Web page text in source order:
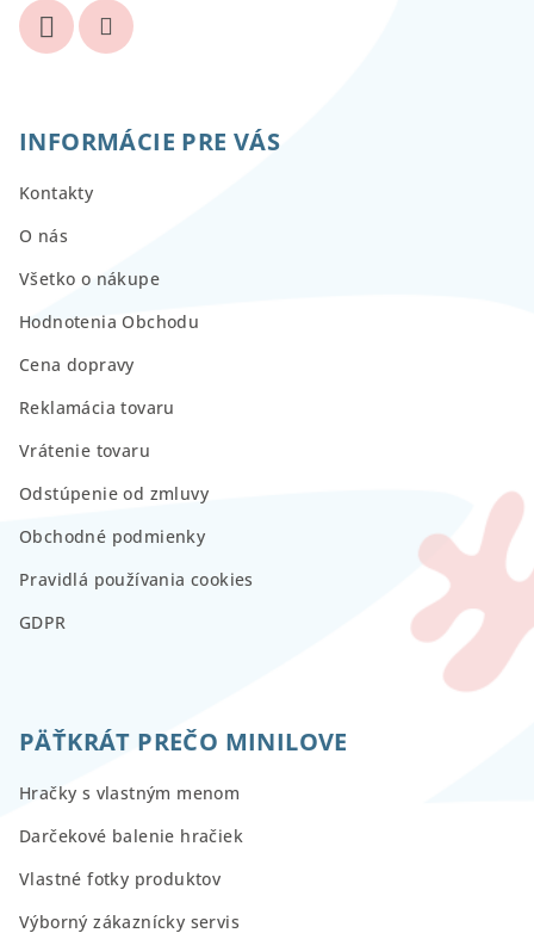
INFORMÁCIE PRE VÁS
Kontakty
O nás
Všetko o nákupe
Hodnotenia Obchodu
Cena dopravy
Reklamácia tovaru
Vrátenie tovaru
Odstúpenie od zmluvy
Obchodné podmienky
Pravidlá používania cookies
GDPR
PÄŤKRÁT PREČO MINILOVE
Hračky s vlastným menom
Darčekové balenie hračiek
Vlastné fotky produktov
Výborný zákaznícky servis